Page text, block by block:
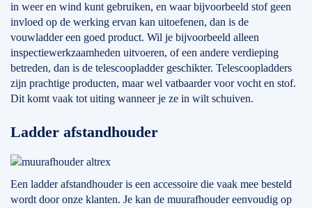
in weer en wind kunt gebruiken, en waar bijvoorbeeld stof geen
invloed op de werking ervan kan uitoefenen, dan is de
vouwladder een goed product. Wil je bijvoorbeeld alleen
inspectiewerkzaamheden uitvoeren, of een andere verdieping
betreden, dan is de telescoopladder geschikter. Telescoopladders
zijn prachtige producten, maar wel vatbaarder voor vocht en stof.
Dit komt vaak tot uiting wanneer je ze in wilt schuiven.
Ladder afstandhouder
Een ladder afstandhouder is een accessoire die vaak mee besteld
wordt door onze klanten. Je kan de muurafhouder eenvoudig op